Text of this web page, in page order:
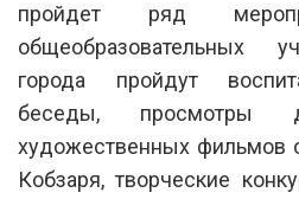
пройдет ряд
общеобразовательных
города пройдут
беседы, просмотры
художественных фильмов
Кобзаря, творческие